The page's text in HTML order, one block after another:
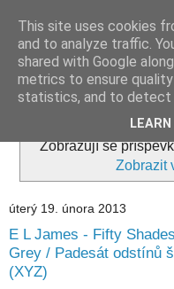
Zobrazují se
Zobrazit
úterý 19. února 2013
E L James - Fifty
Grey / Padesát odstínů
(XYZ)
This site uses cookies
and to analyze traffic.
shared with Google
metrics to ensure
statistics, and to detect